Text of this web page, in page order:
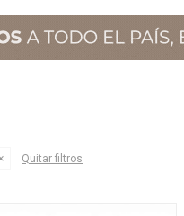
Quitar filtros